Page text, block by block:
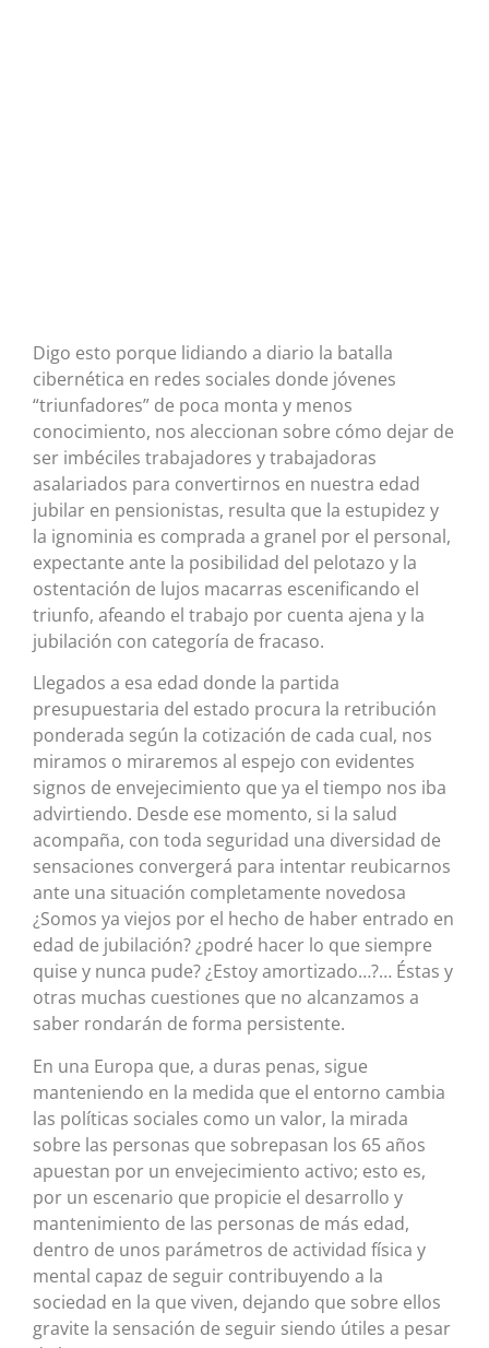
Digo esto porque lidiando a diario la batalla
cibernética en redes sociales donde jóvenes
“triunfadores” de poca monta y menos
conocimiento, nos aleccionan sobre cómo dejar de
ser imbéciles trabajadores y trabajadoras
asalariados para convertirnos en nuestra edad
jubilar en pensionistas, resulta que la estupidez y
la ignominia es comprada a granel por el personal,
expectante ante la posibilidad del pelotazo y la
ostentación de lujos macarras escenificando el
triunfo, afeando el trabajo por cuenta ajena y la
jubilación con categoría de fracaso.
Llegados a esa edad donde la partida
presupuestaria del estado procura la retribución
ponderada según la cotización de cada cual, nos
miramos o miraremos al espejo con evidentes
signos de envejecimiento que ya el tiempo nos iba
advirtiendo. Desde ese momento, si la salud
acompaña, con toda seguridad una diversidad de
sensaciones convergerá para intentar reubicarnos
ante una situación completamente novedosa
¿Somos ya viejos por el hecho de haber entrado en
edad de jubilación? ¿podré hacer lo que siempre
quise y nunca pude? ¿Estoy amortizado…?… Éstas y
otras muchas cuestiones que no alcanzamos a
saber rondarán de forma persistente.
En una Europa que, a duras penas, sigue
manteniendo en la medida que el entorno cambia
las políticas sociales como un valor, la mirada
sobre las personas que sobrepasan los 65 años
apuestan por un envejecimiento activo; esto es,
por un escenario que propicie el desarrollo y
mantenimiento de las personas de más edad,
dentro de unos parámetros de actividad física y
mental capaz de seguir contribuyendo a la
sociedad en la que viven, dejando que sobre ellos
gravite la sensación de seguir siendo útiles a pesar